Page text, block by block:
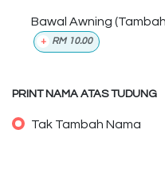
Bawal Awning
+ RM 10.00
PRINT NAMA ATAS TUDUNG
Tak Tambah Nama